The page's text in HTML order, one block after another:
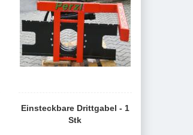
Einsteckbare Drittgabel - 1
Stk